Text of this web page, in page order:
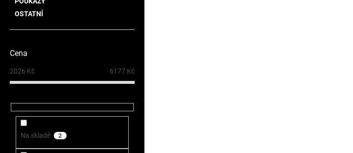
OSTATNÍ
Cena
2026 Kč 6177 Kč
Na skladě 2